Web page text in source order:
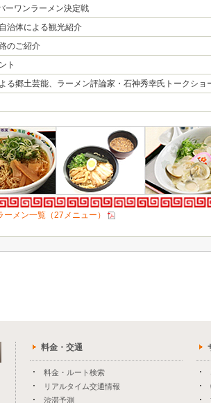
ーワンラーメン決定戦
治体による観光紹介
のご紹介
ト
る郷土芸能、ラーメン評論家・石神秀幸氏トークショ
ーメン一覧（27メニュー）
料金・交通
料金・ルート検索
リアルタイム交通情報
渋滞予測